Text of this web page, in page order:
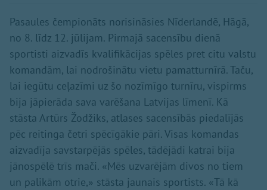
Pasaules čempionāts norisināsies Nīderlandē, Hāgā,
no 8. līdz 12. jūlijam. Pirmajā sacensību dienā
sportisti aizvadīs kvalifikācijas spēles pret citu valstu
komandām, lai nodrošinātu vietu pamatturnīrā. Taču,
lai iegūtu ceļazīmi uz šo nozīmīgo turnīru, vispirms
bija jāpierāda sava varēšana Latvijas līmenī. Kā
stāsta Artūrs Žodžiks, atlases sacensībās piedalījās
pēc reitinga četri spēcīgākie pāri. Visas komandas
aizvadīja savstarpējās spēles, tādējādi katrai bija
jānospēlē trīs mači. «Mēs uzvarējām divos no tiem
un palikām otrie,» stāsta jaunais sportists. «Tā kā